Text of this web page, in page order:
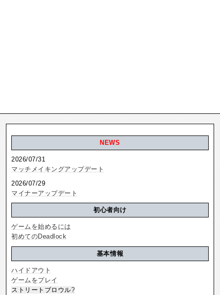
NEWS
2026/07/31
マッチメイキングアップデート
2026/07/29
マイナーアップデート
初心者向け
ゲームを始めるには
初めてのDeadlock
基本情報
ハイドアウト
ゲームをプレイ
ストリートブロウル?